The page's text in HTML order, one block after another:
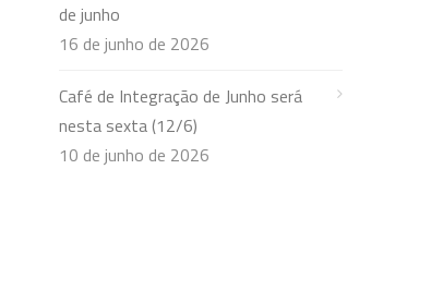
de junho
16 de junho de 2026
Café de Integração de Junho será
nesta sexta (12/6)
10 de junho de 2026